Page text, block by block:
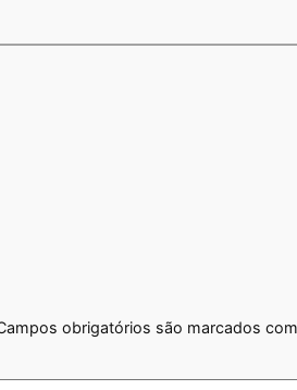
obrigatórios são marcados com